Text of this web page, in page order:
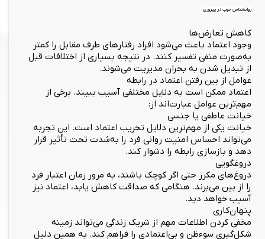
روانشناس خوب در پیروزی
کاهش تعارض‌ها
وجود اعتماد باعث می‌شود افراد رفتارهای طرف مقابل را کمتر
به‌صورت منفی تفسیر کنند. در نتیجه بسیاری از اختلافات قبل
از تبدیل شدن به بحران مدیریت می‌شوند.
عوامل از بین رفتن اعتماد در رابطه
اعتماد ممکن است به دلایل مختلفی آسیب ببیند. برخی از
مهم‌ترین عوامل عبارت‌اند از:
خیانت عاطفی یا جنسی
خیانت یکی از مهم‌ترین دلایل تخریب اعتماد است. این تجربه
می‌تواند احساس امنیت روانی فرد را به‌شدت تحت تأثیر قرار
دهد و بازسازی رابطه را دشوار کند.
دروغگویی
دروغ‌های مکرر حتی اگر کوچک باشند، به مرور زمان اعتبار فرد
را از بین می‌برند. هنگامی که صداقت کاهش یابد، اعتماد نیز
آسیب خواهد دید.
پنهان‌کاری
مخفی کردن اطلاعات مهم از شریک زندگی می‌تواند زمینه
شکل‌گیری سوءظن و بی‌اعتمادی را فراهم کند. به همین دلیل